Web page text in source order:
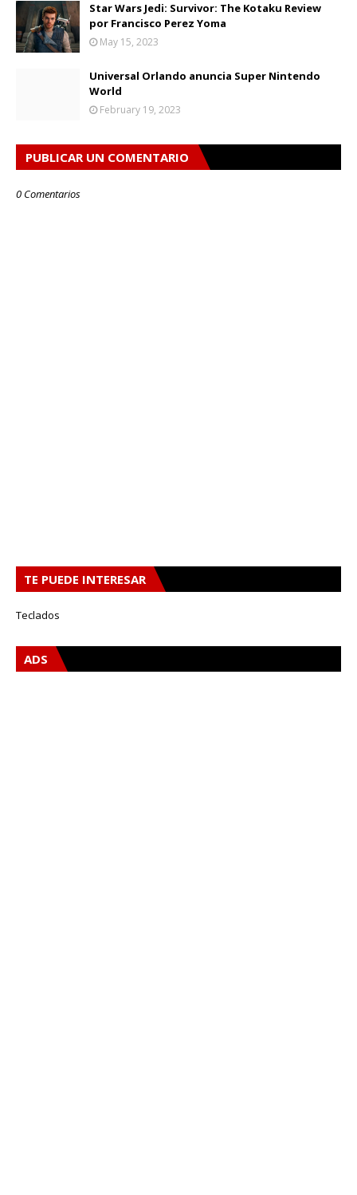
Star Wars Jedi: Survivor: The Kotaku Review
por Francisco Perez Yoma
May 15, 2023
Universal Orlando anuncia Super Nintendo
World
February 19, 2023
PUBLICAR UN COMENTARIO
0 Comentarios
TE PUEDE INTERESAR
Teclados
ADS